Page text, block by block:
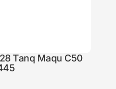
Tanq Maqu C50